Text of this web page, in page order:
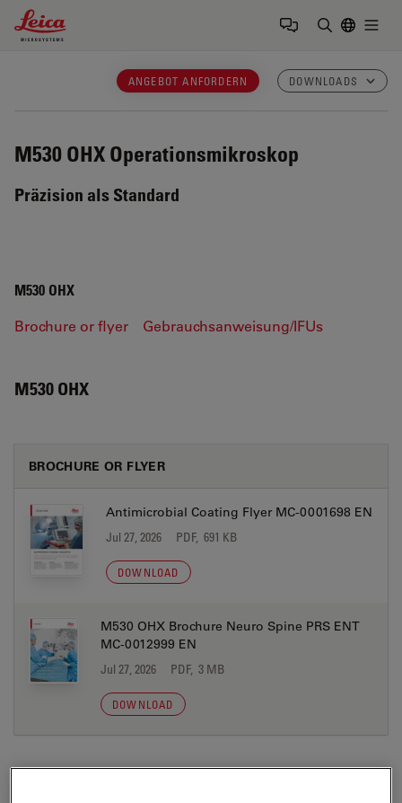
Leica Microsystems Logo
ANGEBOT ANFORDERN DOWNLOADS
M530 OHX Operationsmikroskop
Präzision als Standard
M530 OHX
Brochure or flyer Gebrauchsanweisung/IFUs
M530 OHX
BROCHURE OR FLYER
Antimicrobial Coating Flyer MC-0001698 EN
Jul 27, 2026 PDF, 691 KB
DOWNLOAD
M530 OHX Brochure Neuro Spine PRS ENT
MC-0012999 EN
Jul 27, 2026 PDF, 3 MB
DOWNLOAD